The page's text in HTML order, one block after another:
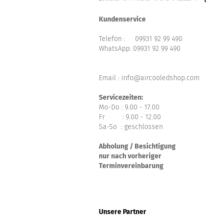
Kundenservice
Telefon : 09931 92 99 490
WhatsApp: 09931 92 99 490
Email : info@aircooledshop.com
Servicezeiten:
Mo-Do : 9.00 - 17.00
Fr : 9.00 - 12.00
Sa-So : geschlossen
Abholung / Besichtigung
nur nach vorheriger
Terminvereinbarung
Unsere Partner